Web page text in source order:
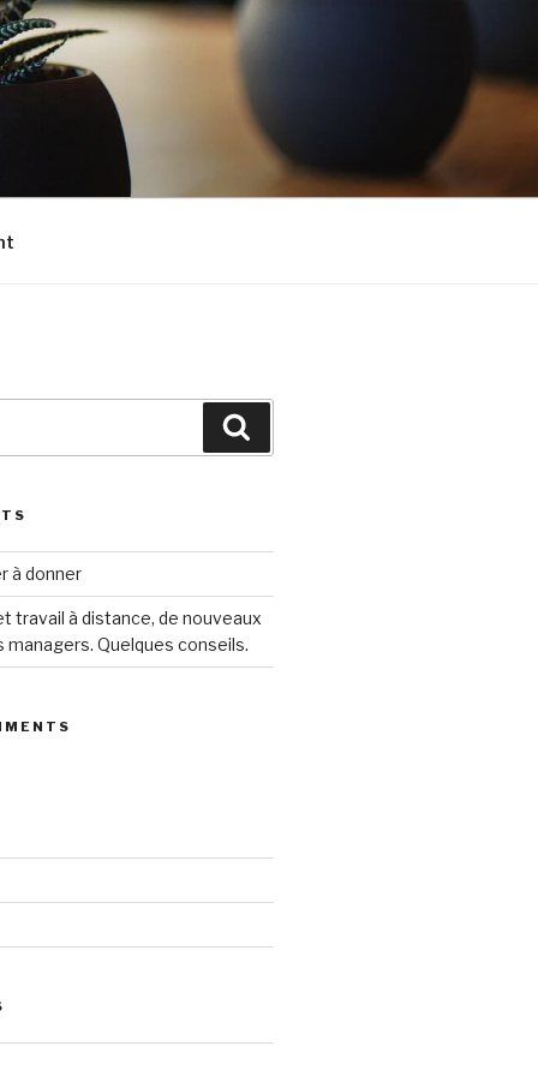
à donner
travail à distance, de nouveaux
managers. Quelques conseils.